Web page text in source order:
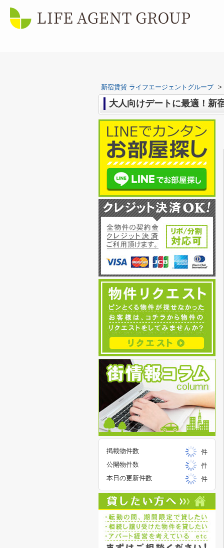
新宿賃貸 ライフエージェントグループ >
大人向けデートに最適！新
掲載物件数
件
公開物件数
件
本日の更新件数
件